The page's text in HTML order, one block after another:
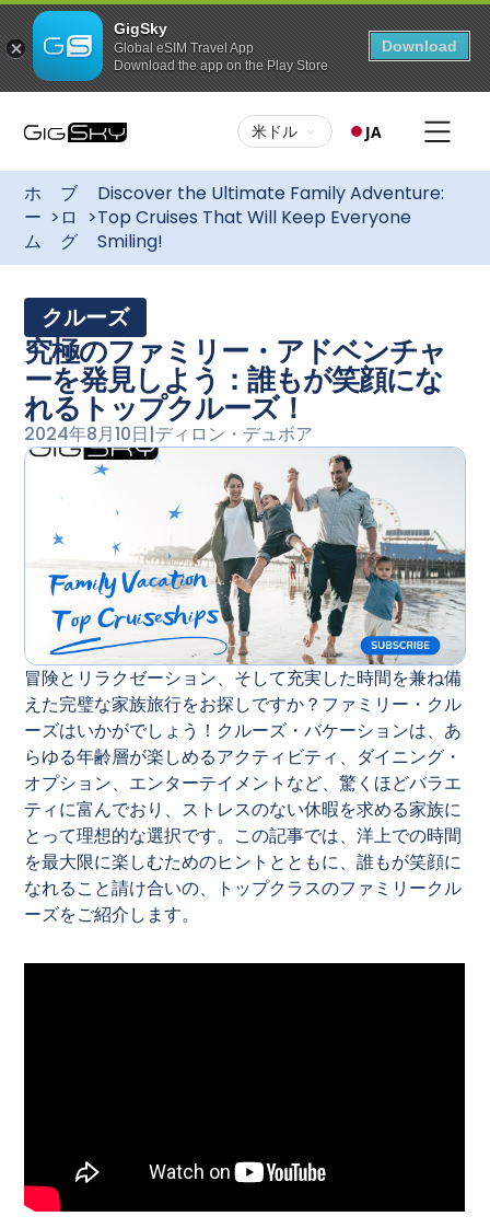
GigSky
Global eSIM Travel App
Download the app on the Play Store
Download
米ドル JA
ホ
ー
ム
>
ブ
ロ
グ
>
Discover the Ultimate Family Adventure:
Top Cruises That Will Keep Everyone
Smiling!
クルーズ
究極のファミリー・アドベンチャ
ーを発見しよう：誰もが笑顔にな
れるトップクルーズ！
2024年8月10日|ディロン・デュボア
冒険とリラクゼーション、そして充実した時間を兼ね備
えた完璧な家族旅行をお探しですか？ファミリー・クル
ーズはいかがでしょう！クルーズ・バケーションは、あ
らゆる年齢層が楽しめるアクティビティ、ダイニング・
オプション、エンターテイメントなど、驚くほどバラエ
ティに富んでおり、ストレスのない休暇を求める家族に
とって理想的な選択です。この記事では、洋上での時間
を最大限に楽しむためのヒントとともに、誰もが笑顔に
なれること請け合いの、トップクラスのファミリークル
ーズをご紹介します。